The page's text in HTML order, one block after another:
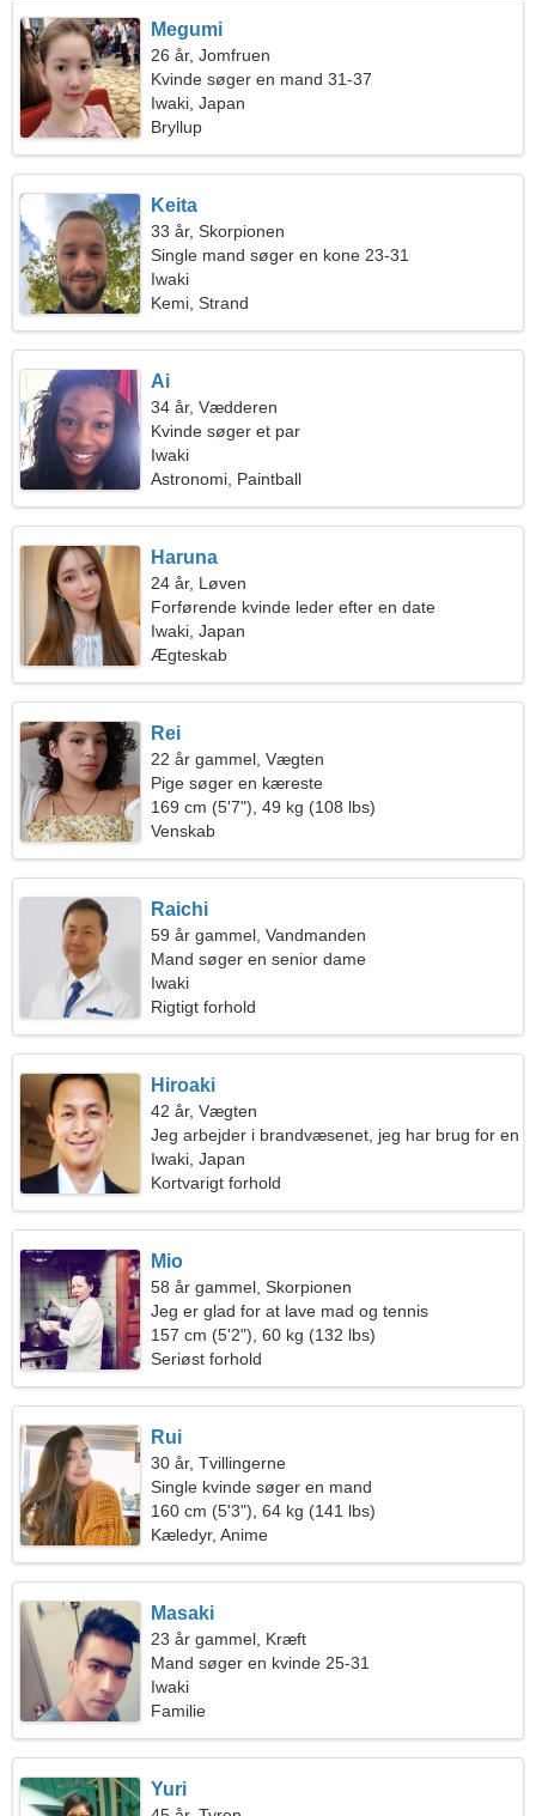
Megumi
26 år, Jomfruen
Kvinde søger en mand 31-37
Iwaki, Japan
Bryllup
Keita
33 år, Skorpionen
Single mand søger en kone 23-31
Iwaki
Kemi, Strand
Ai
34 år, Vædderen
Kvinde søger et par
Iwaki
Astronomi, Paintball
Haruna
24 år, Løven
Forførende kvinde leder efter en date
Iwaki, Japan
Ægteskab
Rei
22 år gammel, Vægten
Pige søger en kæreste
169 cm (5'7"), 49 kg (108 lbs)
Venskab
Raichi
59 år gammel, Vandmanden
Mand søger en senior dame
Iwaki
Rigtigt forhold
Hiroaki
42 år, Vægten
Jeg arbejder i brandvæsenet, jeg har brug for en
enestående kvinde
Iwaki, Japan
Kortvarigt forhold
Mio
58 år gammel, Skorpionen
Jeg er glad for at lave mad og tennis
157 cm (5'2"), 60 kg (132 lbs)
Seriøst forhold
Rui
30 år, Tvillingerne
Single kvinde søger en mand
160 cm (5'3"), 64 kg (141 lbs)
Kæledyr, Anime
Masaki
23 år gammel, Kræft
Mand søger en kvinde 25-31
Iwaki
Familie
Yuri